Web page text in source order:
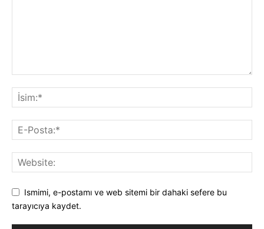
Ismimi, e-postamı ve web sitemi bir dahaki sefere bu
tarayıcıya kaydet.